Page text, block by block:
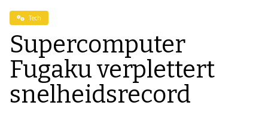
Tech
Supercomputer
Fugaku verplettert
snelheidsrecord